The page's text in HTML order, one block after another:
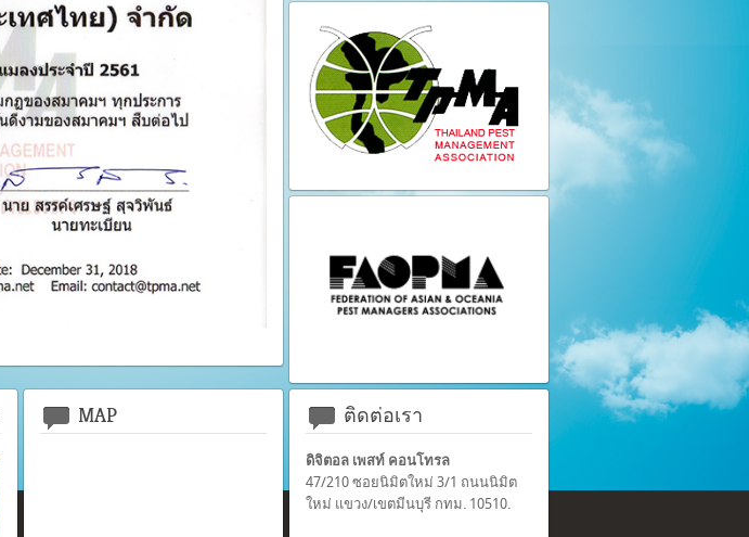
MAP ติดต่อเรา
ดิจิตอล เพสท์ คอนโทรล
47/210 ซอยนิมิตใหม่ 3/1 ถนนนิมิต
ใหม่ แขวง/เขตมีนบุรี กทม. 10510.